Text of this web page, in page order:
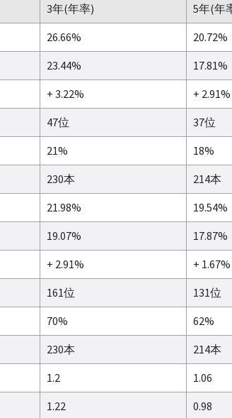
3年(年率) 5年(年
26.66% 20.72%
23.44% 17.81%
+ 3.22% + 2.91%
47位 37位
21% 18%
230本 214本
21.98% 19.54%
19.07% 17.87%
+ 2.91% + 1.67%
161位 131位
70% 62%
230本 214本
1.2 1.06
1.22 0.98